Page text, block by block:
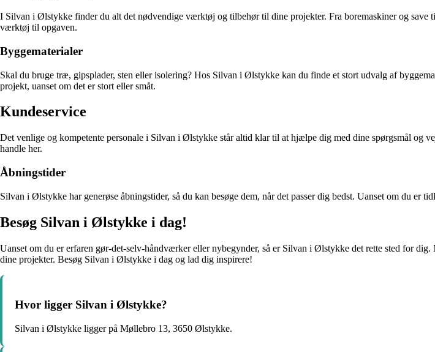
I Silvan i Ølstykke finder du alt det nødvendige værktøj og tilbehør til dine projekter. Fra boremaskiner og save
værktøj til opgaven.
Byggematerialer
Skal du bruge træ, gipsplader, sten eller isolering? Hos Silvan i Ølstykke kan du finde et stort udvalg af
projekt, uanset om det er stort eller småt.
Kundeservice
Det venlige og kompetente personale i Silvan i Ølstykke står altid klar til at hjælpe dig med dine spørgsmål og
handle her.
Åbningstider
Silvan i Ølstykke har generøse åbningstider, så du kan besøge dem, når det passer dig bedst. Uanset om du
Besøg Silvan i Ølstykke i dag!
Uanset om du er erfaren gør-det-selv-håndværker eller nybegynder, så er Silvan i Ølstykke det rette sted for
dine projekter. Besøg Silvan i Ølstykke i dag og lad dig inspirere!
Hvor ligger Silvan i Ølstykke?
Silvan i Ølstykke ligger på Møllebro 13, 3650 Ølstykke.